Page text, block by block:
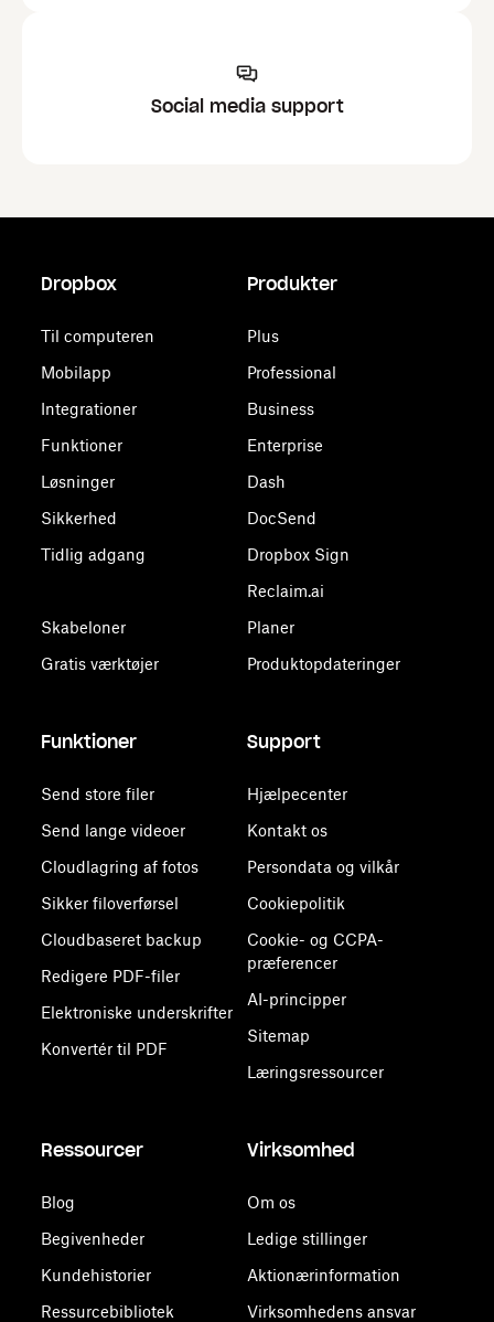
Social media support
Dropbox
Til computeren
Mobilapp
Integrationer
Funktioner
Løsninger
Sikkerhed
Tidlig adgang
Skabeloner
Gratis værktøjer
Produkter
Plus
Professional
Business
Enterprise
Dash
DocSend
Dropbox Sign
Reclaim.ai
Planer
Produktopdateringer
Funktioner
Send store filer
Send lange videoer
Cloudlagring af fotos
Sikker filoverførsel
Cloudbaseret backup
Redigere PDF-filer
Elektroniske underskrifter
Konvertér til PDF
Support
Hjælpecenter
Kontakt os
Persondata og vilkår
Cookiepolitik
Cookie- og CCPA-
præferencer
AI-principper
Sitemap
Læringsressourcer
Ressourcer
Blog
Begivenheder
Kundehistorier
Ressurcebibliotek
Virksomhed
Om os
Ledige stillinger
Aktionærinformation
Virksomhedens ansvar